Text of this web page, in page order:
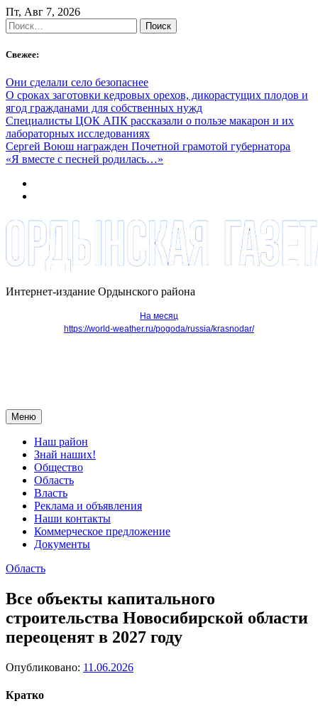
Skip
to
content
Пт, Авг 7, 2026
Найти:
Свежее:
Они сделали село безопаснее
О сроках заготовки кедровых орехов, дикорастущих плодов и
ягод гражданами для собственных нужд
Специалисты ЦОК АПК рассказали о пользе макарон и их
лабораторных исследованиях
Сергей Воюш награжден Почетной грамотой губернатора
«Я вместе с песней родилась…»
Интернет-издание Ордынского района
На месяц
https://world-weather.ru/pogoda/russia/krasnodar/
Меню
Наш район
Знай наших!
Общество
Область
Власть
Реклама и объявления
Наши контакты
Коммерческое предложение
Документы
Область
Все объекты капитального
строительства Новосибирской области
переоценят в 2027 году
Опубликовано: 11.06.2026
Кратко